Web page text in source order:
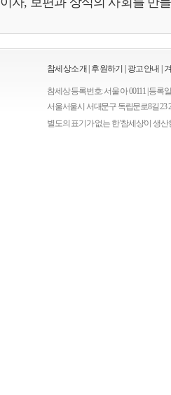
참세상소개 후원하기 광고안내
참세상 등록번호: 서울 아 00111 | 등록
서울서울시 서대문구 독립문로8길 23
별도의 표기가 없는 한 '참세상'이 생